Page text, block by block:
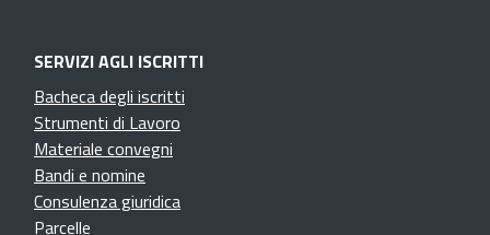
SERVIZI AGLI ISCRITTI
Bacheca degli iscritti
Strumenti di Lavoro
Materiale convegni
Bandi e nomine
Consulenza giuridica
Parcelle